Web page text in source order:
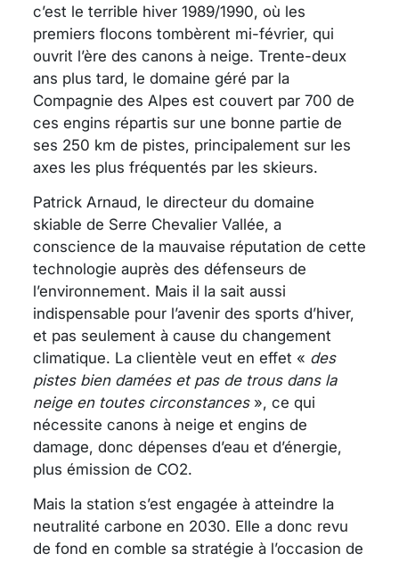
c’est le terrible hiver 1989/1990, où les
premiers flocons tombèrent mi-février, qui
ouvrit l’ère des canons à neige. Trente-deux
ans plus tard, le domaine géré par la
Compagnie des Alpes est couvert par 700 de
ces engins répartis sur une bonne partie de
ses 250 km de pistes, principalement sur les
axes les plus fréquentés par les skieurs.
Patrick Arnaud, le directeur du domaine
skiable de Serre Chevalier Vallée, a
conscience de la mauvaise réputation de cette
technologie auprès des défenseurs de
l’environnement. Mais il la sait aussi
indispensable pour l’avenir des sports d’hiver,
et pas seulement à cause du changement
climatique. La clientèle veut en effet « des
pistes bien damées et pas de trous dans la
neige en toutes circonstances», ce qui
nécessite canons à neige et engins de
damage, donc dépenses d’eau et d’énergie,
plus émission de CO2.
Mais la station s’est engagée à atteindre la
neutralité carbone en 2030. Elle a donc revu
de fond en comble sa stratégie à l’occasion de